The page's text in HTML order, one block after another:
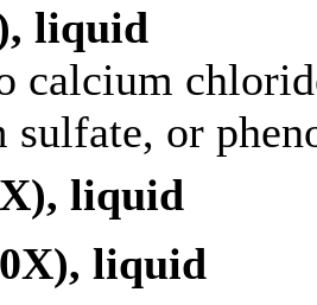
liquid
calcium
sulfate, or
liquid
liquid